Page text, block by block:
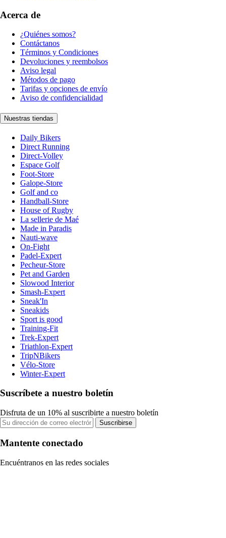
Acerca de
¿Quiénes somos?
Contáctanos
Términos y Condiciones
Devoluciones y reembolsos
Aviso legal
Métodos de pago
Tarifas y opciones de envío
Aviso de confidencialidad
Nuestras tiendas
Daily Bikers
Direct Running
Direct-Volley
Espace Golf
Foot-Store
Galope-Store
Golf and co
Handball-Store
House of Rugby
La sellerie de Maé
Made in Paradis
Nauti-wave
On-Fight
Padel-Expert
Pecheur-Store
Pet and Garden
Slowood Interior
Smash-Expert
Sneak'In
Sneakids
Sport is good
Training-Fit
Trek-Expert
Triathlon-Expert
TripNBikers
Vélo-Store
Winter-Expert
Suscríbete a nuestro boletín
Disfruta de un 10% al suscribirte a nuestro boletín
Suscribirse
Mantente conectado
Encuéntranos en las redes sociales